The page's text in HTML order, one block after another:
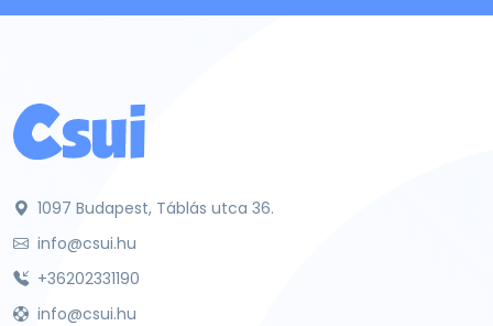
1097 Budapest, Táblás utca 36.
info@csui.hu
+36202331190
info@csui.hu